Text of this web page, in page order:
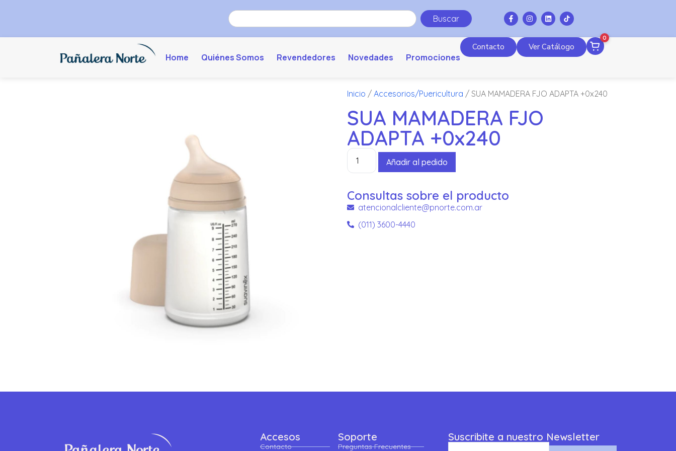
Buscar
Home Quiénes Somos Revendedores Novedades Promociones
Contacto Ver Catálogo
0
Inicio / Accesorios/Puericultura / SUA MAMADERA FJO ADAPTA +0x240
SUA MAMADERA FJO
ADAPTA +0x240
Añadir al pedido
Consultas sobre el producto
atencionalcliente@pnorte.com.ar
(011) 3600-4440
Accesos
Contacto
Soporte
Preguntas Frecuentes
Suscribite a nuestro Newsletter